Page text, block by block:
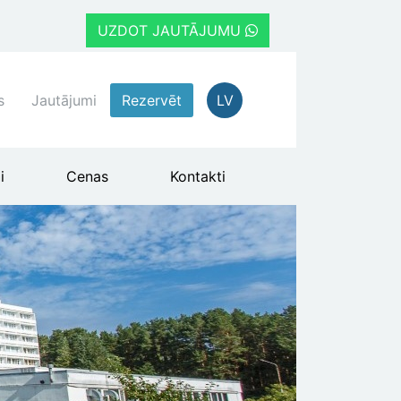
UZDOT JAUTĀJUMU
Jautājumi Rezervēt LV
Cenas Kontakti